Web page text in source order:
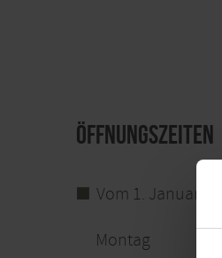
Öffnungszeiten
Vom 1. Januar
Montag